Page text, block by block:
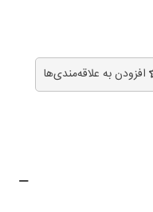
افزودن به علاقه‌مندی‌ها